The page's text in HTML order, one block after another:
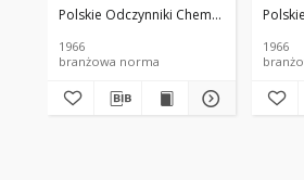
Polskie Odczynniki Chemiczne. Oprac.
1966
branżowa norma
1966